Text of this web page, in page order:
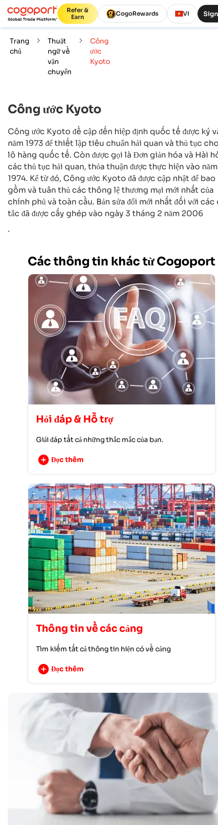
Refer &
Earn
CogoRewards VI
Trang
chủ
Thuật
ngữ về
vận
chuyển
Công
ước
Kyoto
Công ước Kyoto
Công ước Kyoto đề cập đến hiệp định quốc tế được ký
năm 1973 để thiết lập tiêu chuẩn hải quan và thủ tục
lô hàng quốc tế. Còn được gọi là Đơn giản hóa và Hài
các thủ tục hải quan, thỏa thuận được thực hiện vào năm
1974. Kể từ đó, Công ước Kyoto đã được cập nhật để bao
gồm và tuân thủ các thông lệ thương mại mới nhất của
chính phủ và toàn cầu. Bản sửa đổi mới nhất đối với các
tắc đã được cấy ghép vào ngày 3 tháng 2 năm 2006
.
Các thông tin khác từ Cogoport
Hỏi đáp & Hỗ trợ
Giải đáp tất cả những thắc mắc của bạn.
Đọc thêm
Thông tin về các cảng
Tìm kiếm tất cả thông tin hiện có về cảng
Đọc thêm